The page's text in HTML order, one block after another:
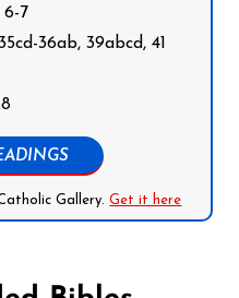
6-7
36ab, 39abcd, 41
Gallery.Get it here